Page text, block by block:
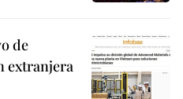
de
extranjera